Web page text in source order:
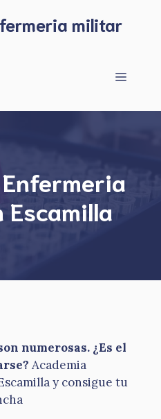
militar
Menu
numerosas. ¿Es el
Academia
y consigue tu